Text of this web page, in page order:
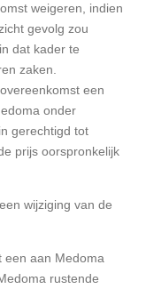
weigeren, indien
gevolg zou
dat kader te
zaken.
een
onder
gerechtigd tot
prijs oorspronkelijk
wijziging van de
een aan Medoma
rustende